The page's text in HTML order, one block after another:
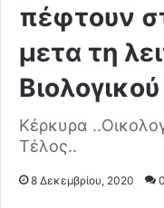
πέφτουν
μετα τη
Κέρκυρα
Τέλος..
8 Δεκεμβρίου, 2020 0